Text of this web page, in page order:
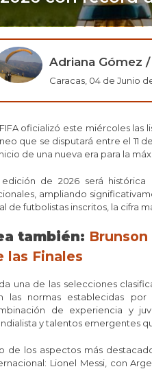
Adriana Gómez /
Caracas, 04 de Junio de
oficializó este miércoles las
que se disputará entre el 11
de una nueva era para la
edición de 2026 será
ampliando
de futbolistas inscritos, la cifra
también:
las Finales
una de las selecciones
las normas establecidas
de experiencia y
y talentos emergentes
de los aspectos más
Lionel Messi, con